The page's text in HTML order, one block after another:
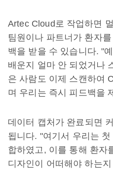
Artec Cloud로 작업하면
팀원이나 파트너가 환자
백을 받을 수 있습니다. "
배운지 얼마 안 되었거나
은 사람도 이제 스캔하여
며 우리는 즉시 피드백을
데이터 캡처가 완료되면
됩니다. "여기서 우리는
합하였고, 이를 통해 환자
디자인이 어떠해야 하는